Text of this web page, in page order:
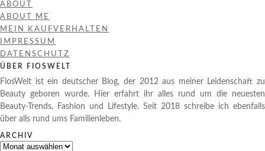
ABOUT
ABOUT ME
MEIN KAUFVERHALTEN
IMPRESSUM
DATENSCHUTZ
ÜBER FIOSWELT
FiosWelt ist ein deutscher Blog, der 2012 aus meiner Leidenschaft zu
Beauty geboren wurde. Hier erfahrt ihr alles rund um die neuesten
Beauty-Trends, Fashion und Lifestyle. Seit 2018 schreibe ich ebenfalls
über alls rund ums Familienleben.
ARCHIV
Archiv